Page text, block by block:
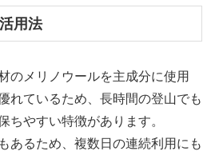
用法
のメリノウールを主成分に使用
れているため、長時間の登山でも
ちやすい特徴があります。
あるため、複数日の連続利用にも